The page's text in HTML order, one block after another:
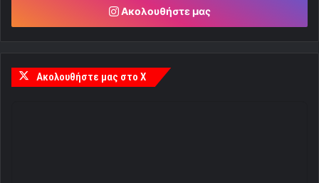
Ακολουθήστε μας
Ακολουθήστε μας στο X